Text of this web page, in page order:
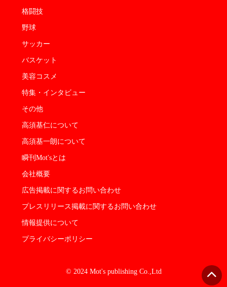
格闘技
野球
サッカー
バスケット
美容コスメ
特集・インタビュー
その他
高須基仁について
高須基一朗について
瞬刊Mot'sとは
会社概要
広告掲載に関するお問い合わせ
プレスリリース掲載に関するお問い合わせ
情報提供について
プライバシーポリシー
© 2024 Mot's publishing Co.,Ltd